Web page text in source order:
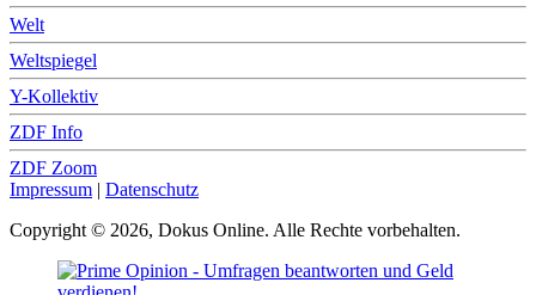
Welt
Weltspiegel
Y-Kollektiv
ZDF Info
ZDF Zoom
Impressum | Datenschutz
Copyright © 2026, Dokus Online. Alle Rechte vorbehalten.